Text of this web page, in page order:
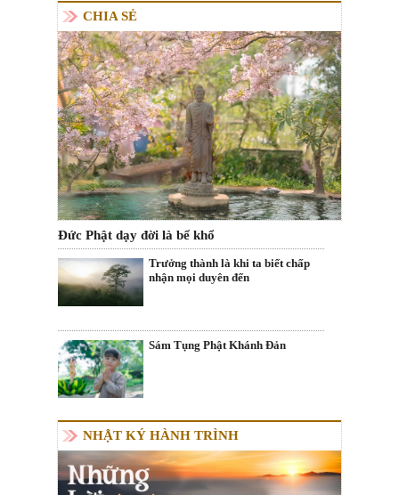
CHIA SẺ
Đức Phật dạy đời là bể khổ
Trưởng thành là khi ta biết chấp
nhận mọi duyên đến
Sám Tụng Phật Khánh Đản
NHẬT KÝ HÀNH TRÌNH